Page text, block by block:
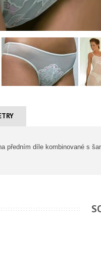
předním díle kombinované s